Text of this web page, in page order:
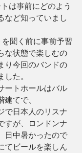
は事前にどのよう
など知っていまし
聞く前に事前予習
な状態で楽しむの
り今回のバンドの
た。
ートホールはバル
てで、
で日本人のリスナ
すが、ロンドンナ
日中暑かったので
てビールを楽しん